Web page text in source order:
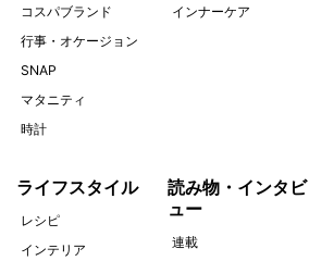
コスパブランド
行事・オケージョン
SNAP
マタニティ
時計
インナーケア
ライフスタイル
レシピ
インテリア
読み物・インタビ
ュー
連載